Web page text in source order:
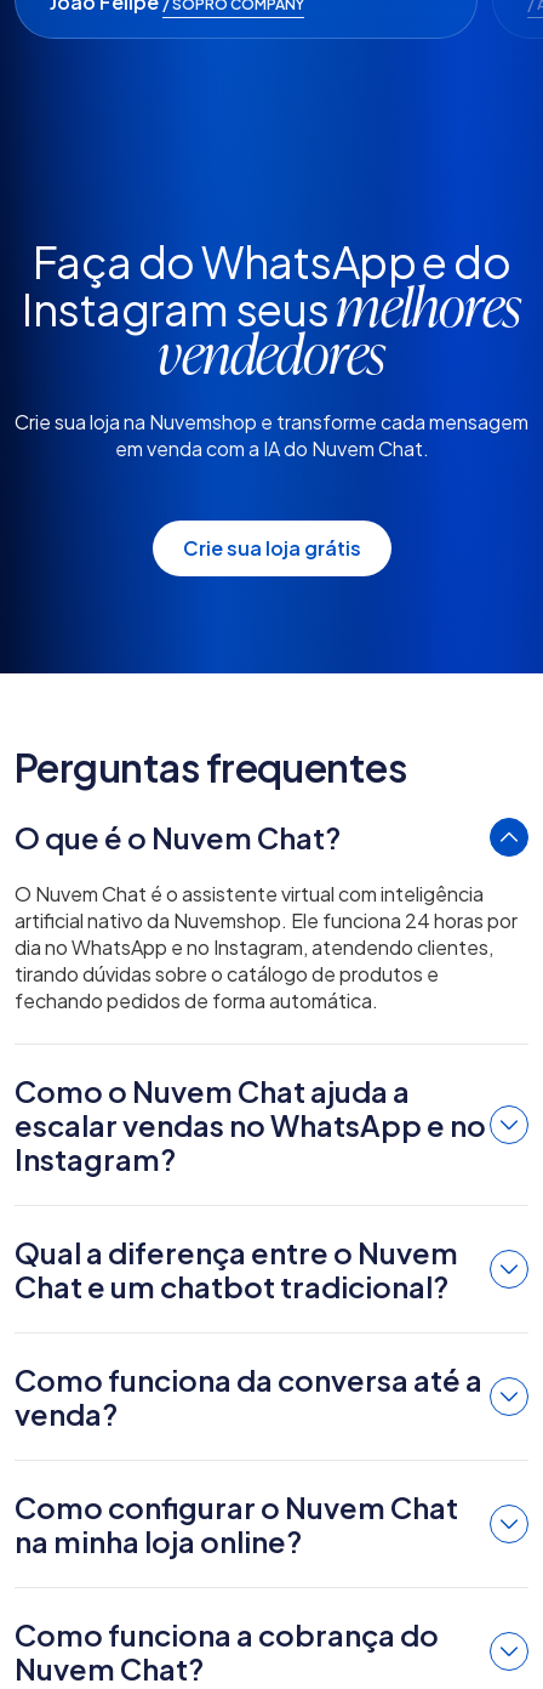
/ SOPRO COMPANY /
Faça do WhatsApp e do
Instagram seusmelhores
vendedores
Crie sua loja na Nuvemshop e transforme cada mensagem
em venda com a IA do Nuvem Chat.
Crie sua loja grátis
Perguntas frequentes
O que é o Nuvem Chat?
O Nuvem Chat é o assistente virtual com inteligência
artificial nativo da Nuvemshop. Ele funciona 24 horas por
dia no WhatsApp e no Instagram, atendendo clientes,
tirando dúvidas sobre o catálogo de produtos e
fechando pedidos de forma automática.
Como o Nuvem Chat ajuda a
escalar vendas no WhatsApp e no
Instagram?
Qual a diferença entre o Nuvem
Chat e um chatbot tradicional?
Como funciona da conversa até a
venda?
Como configurar o Nuvem Chat
na minha loja online?
Como funciona a cobrança do
Nuvem Chat?